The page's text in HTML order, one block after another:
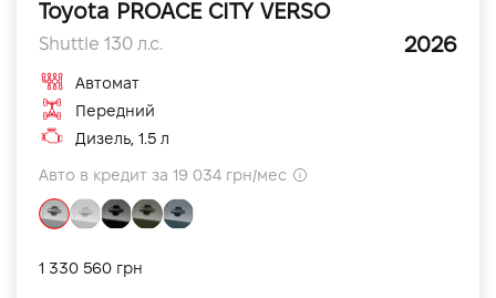
Toyota PROACE CITY VERSO
Shuttle 130 л.с. 2026
Автомат
Передний
Дизель, 1.5 л
Авто в кредит за 19 034 грн/мес
1 330 560 грн